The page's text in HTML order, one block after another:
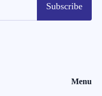
Subscribe
Menu